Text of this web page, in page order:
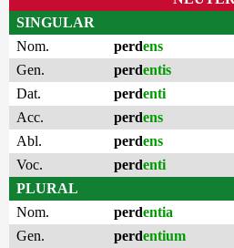
SINGULAR
Nom.
perdens
Gen.
perdentis
Dat.
perdenti
Acc.
perdens
Abl.
perdens
Voc.
perdenti
PLURAL
Nom.
perdentia
Gen.
perdentium